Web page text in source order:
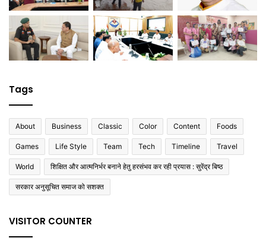
Tags
About Business Classic Color Content Foods
Games Life Style Team Tech Timeline Travel
World शिक्षित और आत्मनिर्भर बनाने हेतु हरसंभव कर रही प्रयास : सुरेंद्र बिष्ठ
सरकार अनुसूचित समाज को सशक्त
VISITOR COUNTER